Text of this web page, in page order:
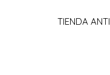
TIENDA